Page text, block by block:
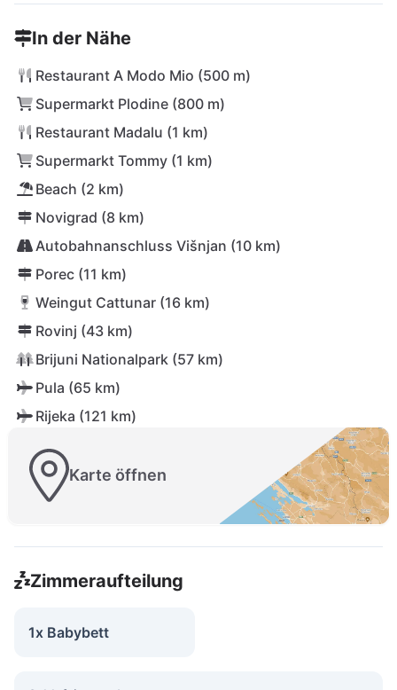
In der Nähe
Restaurant A Modo Mio (500 m)
Supermarkt Plodine (800 m)
Restaurant Madalu (1 km)
Supermarkt Tommy (1 km)
Beach (2 km)
Novigrad (8 km)
Autobahnanschluss Višnjan (10 km)
Porec (11 km)
Weingut Cattunar (16 km)
Rovinj (43 km)
Brijuni Nationalpark (57 km)
Pula (65 km)
Rijeka (121 km)
Karte öffnen
Zimmeraufteilung
1x Babybett